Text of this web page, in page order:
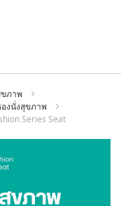
ภาพ
องนั่งสุขภาพ
Series Seat